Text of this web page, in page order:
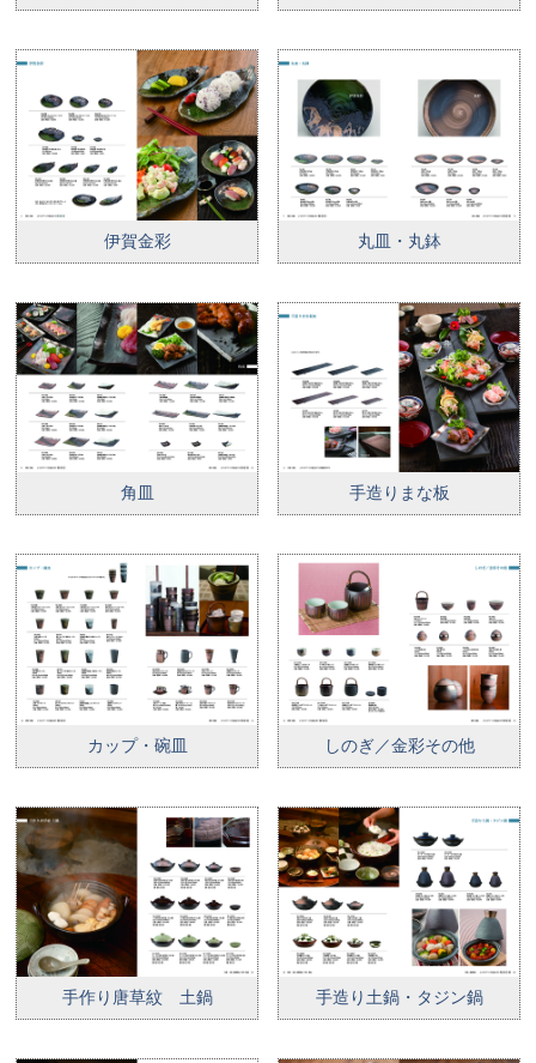
伊賀金彩 丸皿・丸鉢
角皿 手造りまな板
カップ・碗皿 しのぎ／金彩その他
手作り唐草紋 土鍋 手造り土鍋・タジン鍋